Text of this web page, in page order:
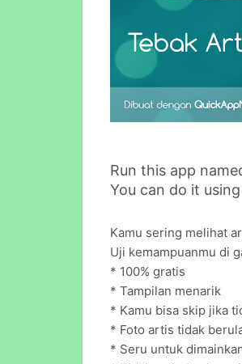
Run this app
You can do it
Kamu sering melihat
Uji kemampuanmu di
* 100% gratis
* Tampilan menarik
* Kamu bisa skip jika
* Foto artis tidak
* Seru untuk